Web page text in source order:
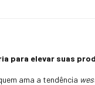
para elevar suas
ama a tendência